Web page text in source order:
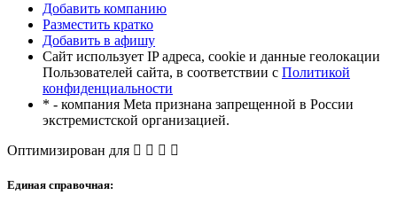
Добавить компанию
Разместить кратко
Добавить в афишу
Сайт использует IP адреса, cookie и данные геолокации
Пользователей сайта, в соответствии с Политикой
конфиденциальности
* - компания Meta признана запрещенной в России
экстремистской организацией.
Оптимизирован для
Единая справочная: